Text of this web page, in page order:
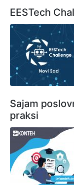
EESTech
Sajam
praksi